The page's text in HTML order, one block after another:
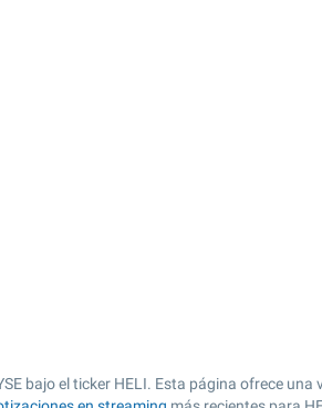
bajo el ticker HELI. Esta página ofrece